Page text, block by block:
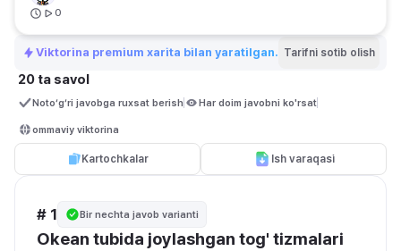
0
Viktorina premium xarita bilan yaratilgan. Tarifni sotib olish
20 ta savol
Noto‘g‘ri javobga ruxsat berish Har doim javobni ko'rsat
ommaviy viktorina
Kartochkalar Ish varaqasi
# 1 Bir nechta javob varianti
Okean tubida joylashgan tog' tizmalari